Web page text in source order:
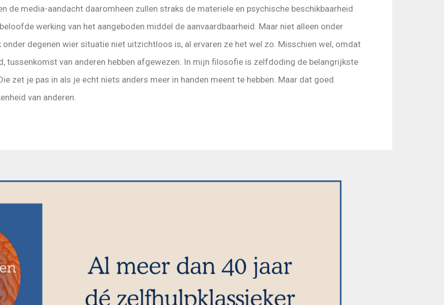
de media-aandacht daaromheen zullen straks de materiele en psychische beschikbaarheid
werking van het aangeboden middel de aanvaardbaarheid. Maar niet alleen onder
degenen wier situatie niet uitzichtloos is, al ervaren ze het wel zo. Misschien wel, omdat
tussenkomst van anderen hebben afgewezen. In mijn filosofie is zelfdoding de belangrijkste
zet je pas in als je echt niets anders meer in handen meent te hebben. Maar dat goed
van anderen.